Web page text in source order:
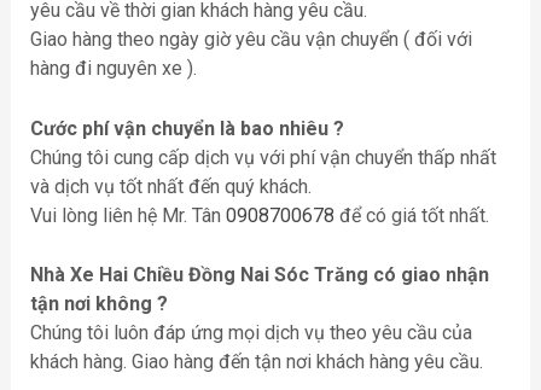
yêu cầu về thời gian khách hàng yêu cầu.
Giao hàng theo ngày giờ yêu cầu vận chuyển ( đối với
hàng đi nguyên xe ).
Cước phí vận chuyển là bao nhiêu ?
Chúng tôi cung cấp dịch vụ với phí vận chuyển thấp nhất
và dịch vụ tốt nhất đến quý khách.
Vui lòng liên hệ Mr. Tân 0908700678 để có giá tốt nhất.
Nhà Xe Hai Chiều Đồng Nai Sóc Trăng có giao nhận
tận nơi không ?
Chúng tôi luôn đáp ứng mọi dịch vụ theo yêu cầu của
khách hàng. Giao hàng đến tận nơi khách hàng yêu cầu.